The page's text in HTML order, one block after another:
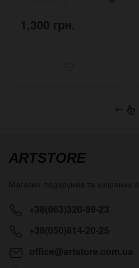
1,300 грн.
←
ARTSTORE